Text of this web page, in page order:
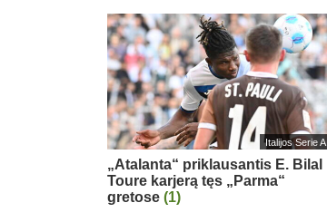
Italijos Serie A
„Atalanta“ priklausantis E. Bilal
Toure karjerą tęs „Parma“
gretose (1)